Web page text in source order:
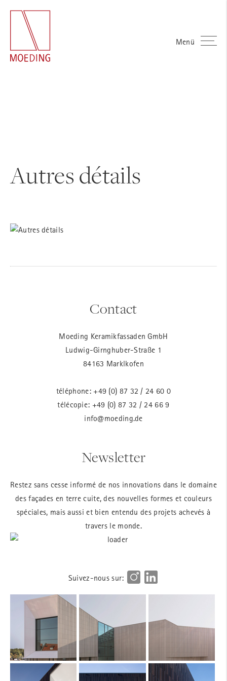
Menü
Autres détails
Contact
Moeding Keramikfassaden GmbH
Ludwig-Girnghuber-Straße 1
84163 Marklkofen
téléphone: +49 (0) 87 32 / 24 60 0
télécopie: +49 (0) 87 32 / 24 66 9
info@moeding.de
Newsletter
Restez sans cesse informé de nos innovations dans le domaine
des façades en terre cuite, des nouvelles formes et couleurs
spéciales, mais aussi et bien entendu des projets achevés à
travers le monde.
Suivez-nous sur: